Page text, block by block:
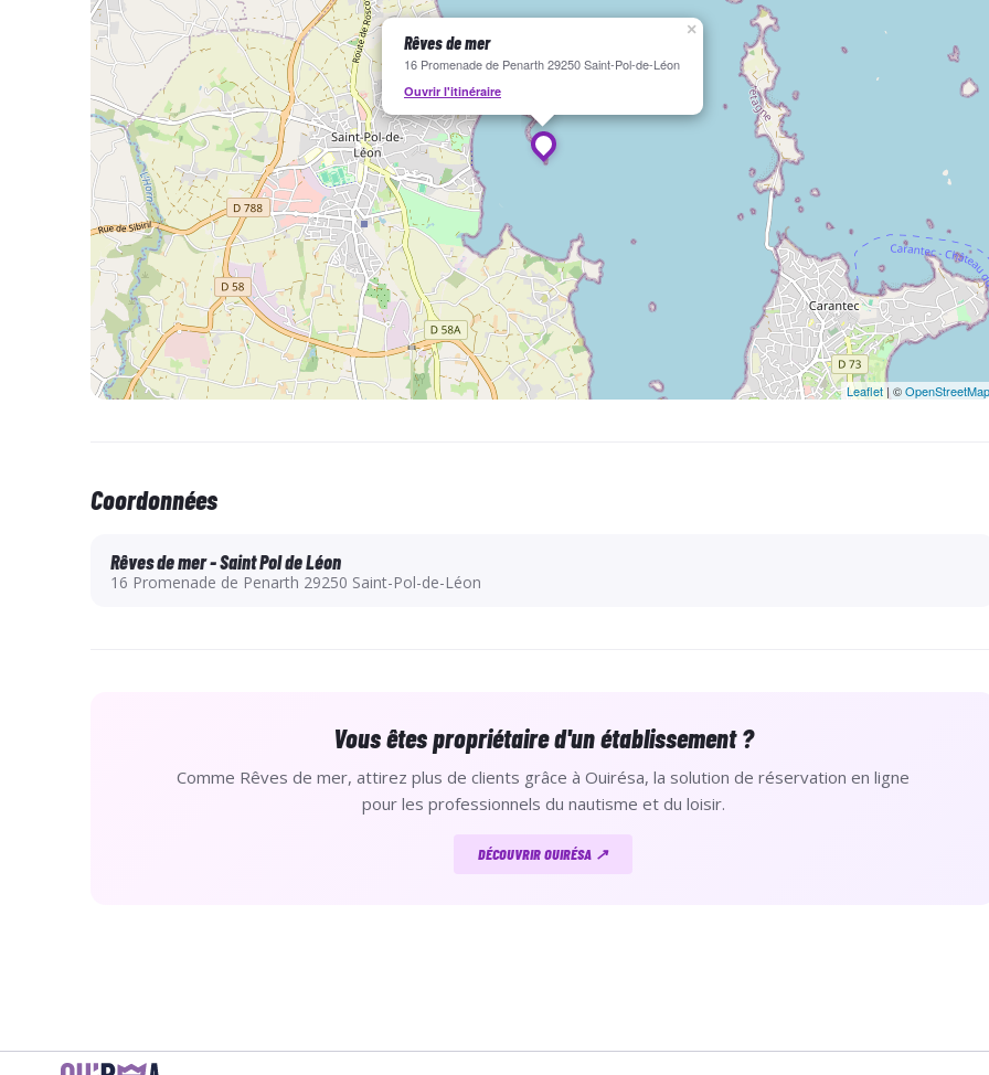
Combinaison intégrale (possibilité de location à la semaine).
Rêves de mer
16 Promenade de Penarth 29250 Saint-Pol-de-Léon
Ouvrir l'itinéraire
×
Leaflet | ©OpenStreetMap
Coordonnées
Rêves de mer - Saint Pol de Léon
16 Promenade de Penarth 29250 Saint-Pol-de-Léon
Vous êtes propriétaire d'un établissement ?
Comme Rêves de mer, attirez plus de clients grâce à Ouirésa, la solution de réservation en ligne
pour les professionnels du nautisme et du loisir.
DÉCOUVRIR OUIRÉSA ↗